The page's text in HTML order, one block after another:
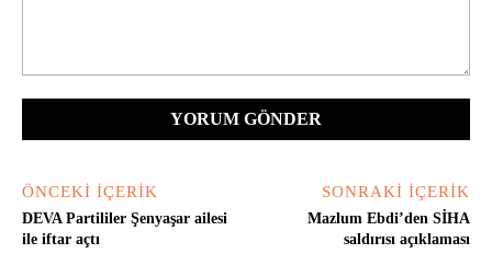
ÖNCEKI İÇERIK
DEVA Partililer Şenyaşar ailesi
ile iftar açtı
SONRAKI İÇERIK
Mazlum Ebdi’den SİHA
saldırısı açıklaması